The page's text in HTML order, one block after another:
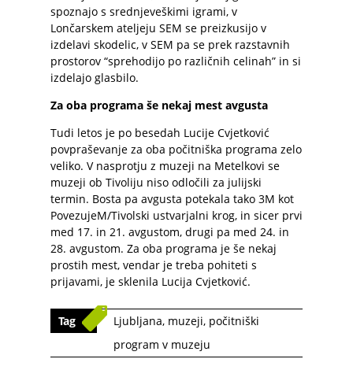
spoznajo s srednjeveškimi igrami, v
Lončarskem ateljeju SEM se preizkusijo v
izdelavi skodelic, v SEM pa se prek razstavnih
prostorov “sprehodijo po različnih celinah” in si
izdelajo glasbilo.
Za oba programa še nekaj mest avgusta
Tudi letos je po besedah Lucije Cvjetković
povpraševanje za oba počitniška programa zelo
veliko. V nasprotju z muzeji na Metelkovi se
muzeji ob Tivoliju niso odločili za julijski
termin. Bosta pa avgusta potekala tako 3M kot
PovezujeM/Tivolski ustvarjalni krog, in sicer prvi
med 17. in 21. avgustom, drugi pa med 24. in
28. avgustom. Za oba programa je še nekaj
prostih mest, vendar je treba pohiteti s
prijavami, je sklenila Lucija Cvjetković.
Tag Ljubljana, muzeji, počitniški
program v muzeju